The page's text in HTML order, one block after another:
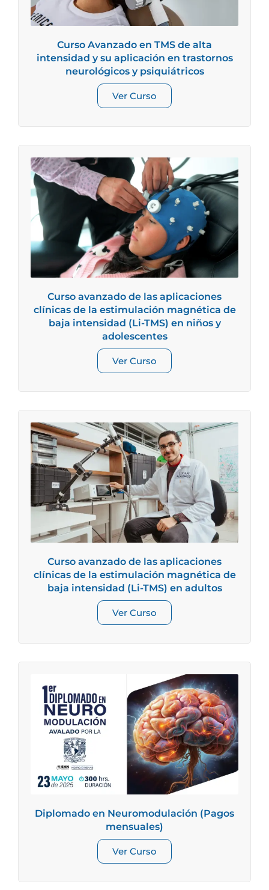
Curso Avanzado en TMS de alta
intensidad y su aplicación en trastornos
neurológicos y psiquiátricos
Ver Curso
Curso avanzado de las aplicaciones
clínicas de la estimulación magnética de
baja intensidad (Li-TMS) en niños y
adolescentes
Ver Curso
Curso avanzado de las aplicaciones
clínicas de la estimulación magnética de
baja intensidad (Li-TMS) en adultos
Ver Curso
Diplomado en Neuromodulación (Pagos
mensuales)
Ver Curso